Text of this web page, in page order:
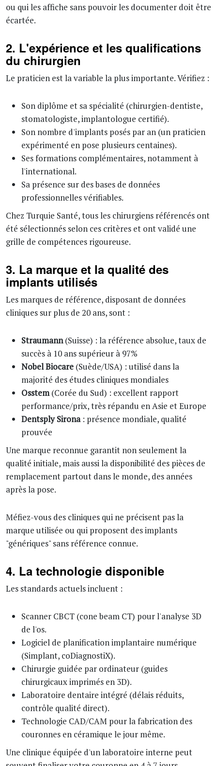
ou qui les affiche sans pouvoir les documenter doit être
écartée.
2. L'expérience et les qualifications
du chirurgien
Le praticien est la variable la plus importante. Vérifiez :
Son diplôme et sa spécialité (chirurgien-dentiste,
stomatologiste, implantologue certifié).
Son nombre d'implants posés par an (un praticien
expérimenté en pose plusieurs centaines).
Ses formations complémentaires, notamment à
l'international.
Sa présence sur des bases de données
professionnelles vérifiables.
Chez Turquie Santé, tous les chirurgiens référencés ont
été sélectionnés selon ces critères et ont validé une
grille de compétences rigoureuse.
3. La marque et la qualité des
implants utilisés
Les marques de référence, disposant de données
cliniques sur plus de 20 ans, sont :
Straumann(Suisse) : la référence absolue, taux de
succès à 10 ans supérieur à 97%
Nobel Biocare (Suède/USA) : utilisé dans la
majorité des études cliniques mondiales
Osstem(Corée du Sud) : excellent rapport
performance/prix, très répandu en Asie et Europe
Dentsply Sirona: présence mondiale, qualité
prouvée
Une marque reconnue garantit non seulement la
qualité initiale, mais aussi la disponibilité des pièces de
remplacement partout dans le monde, des années
après la pose.
Méfiez-vous des cliniques qui ne précisent pas la
marque utilisée ou qui proposent des implants
"génériques" sans référence connue.
4. La technologie disponible
Les standards actuels incluent :
Scanner CBCT (cone beam CT) pour l'analyse 3D
de l'os.
Logiciel de planification implantaire numérique
(Simplant, coDiagnostiX).
Chirurgie guidée par ordinateur (guides
chirurgicaux imprimés en 3D).
Laboratoire dentaire intégré (délais réduits,
contrôle qualité direct).
Technologie CAD/CAM pour la fabrication des
couronnes en céramique le jour même.
Une clinique équipée d'un laboratoire interne peut